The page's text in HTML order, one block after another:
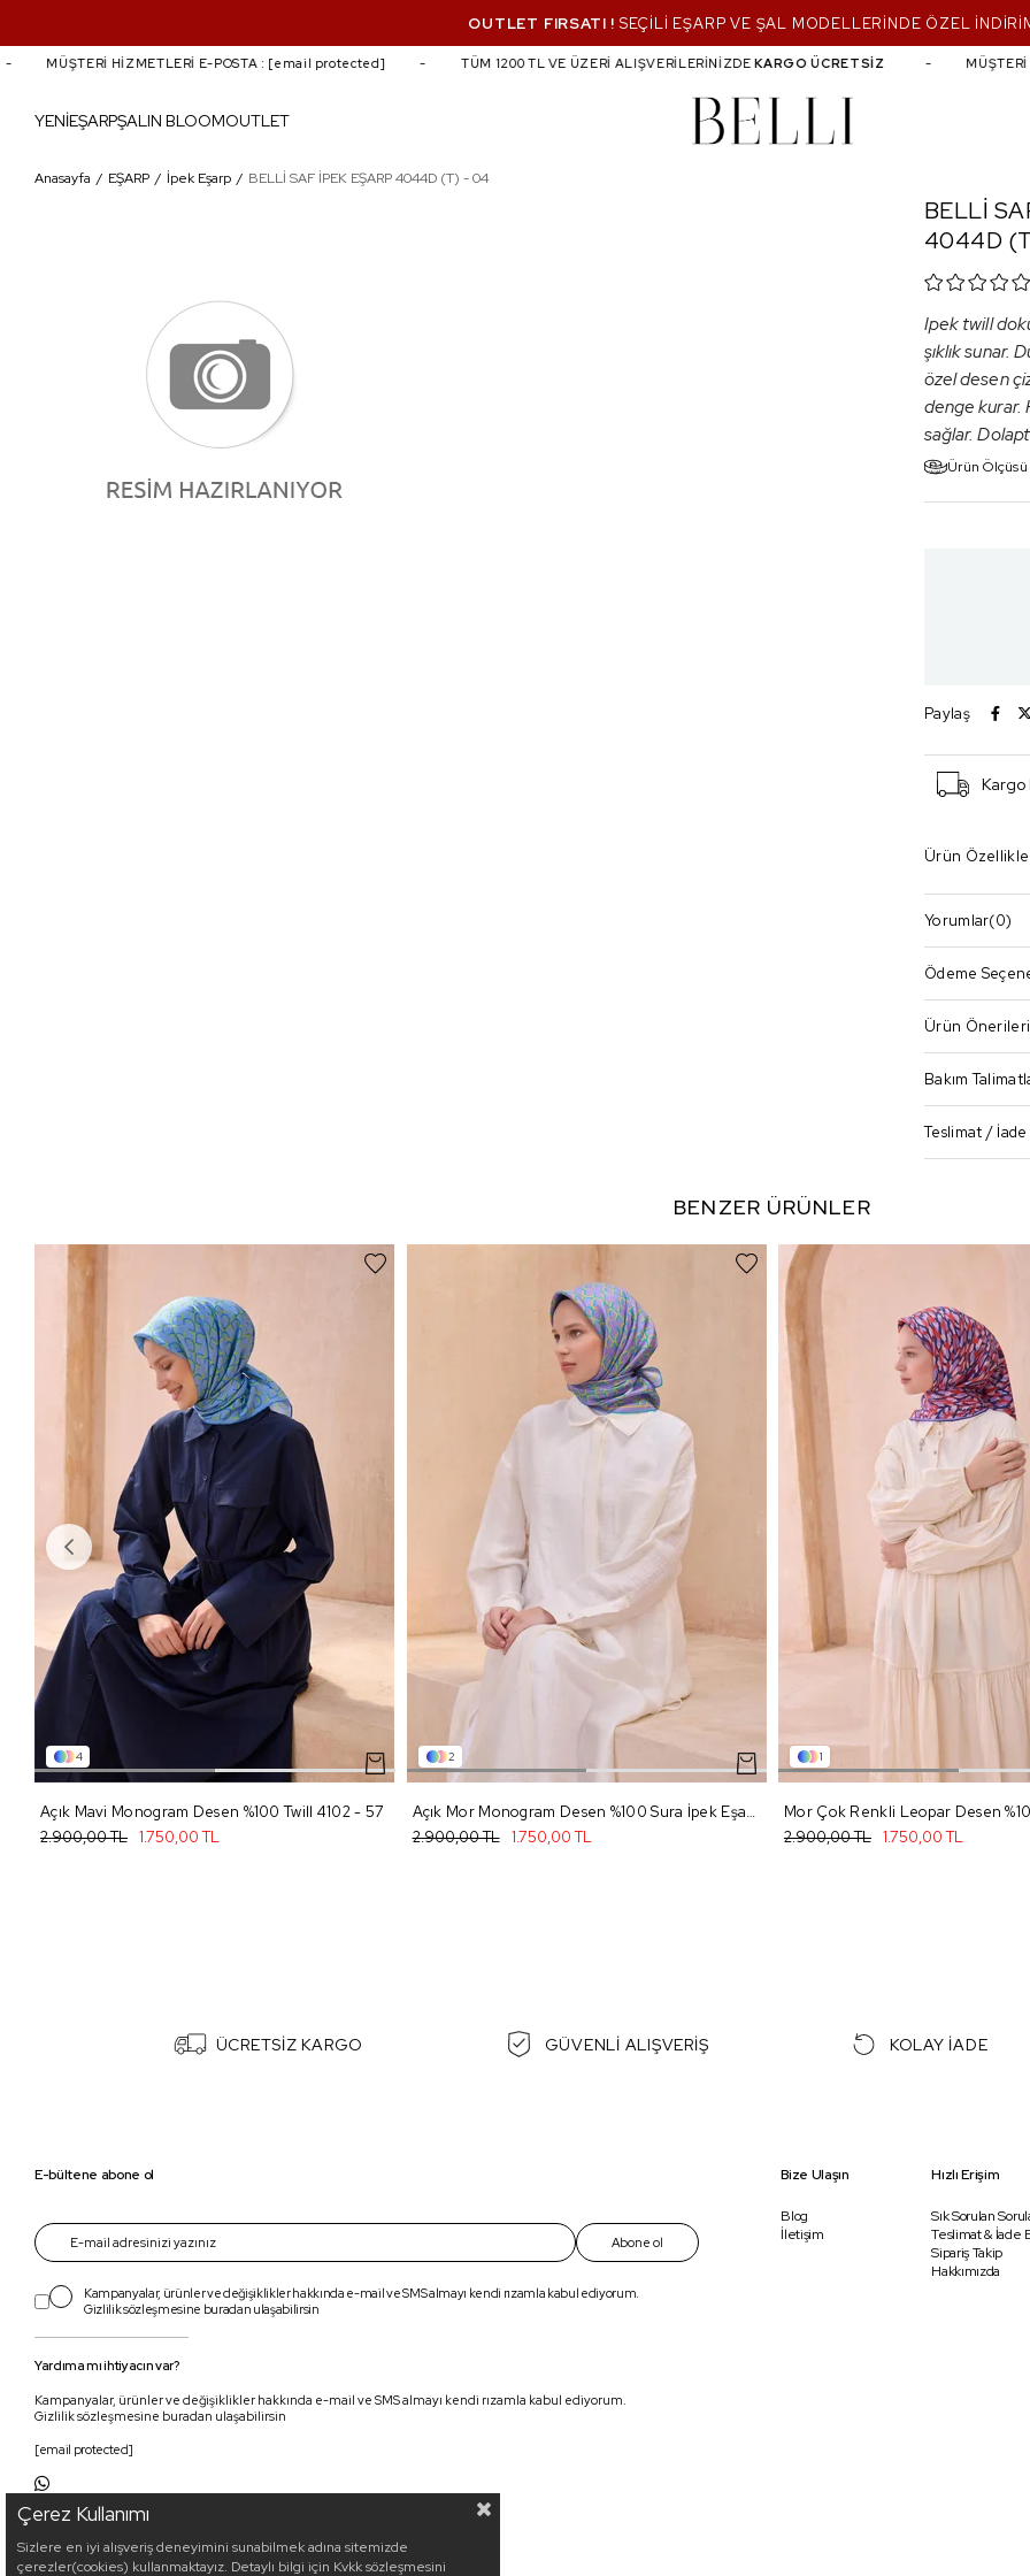
OUTLET FIRSATI ! SEÇİLİ EŞARP VE ŞAL MODELLERİNDE ÖZEL
YENİEŞARPŞALIN BLOOMOUTLET
MÜŞTERİ HİZMETLERİ E-POSTA :[email protected] TÜM 1200 TL VE ÜZERİ ALIŞVERİLERİNİZDEKARGO ÜCRETSİZ MÜŞTERİ
BELLİ SAF İPEK EŞARP 4044D (T) - 04
Anasayfa EŞARP İpek Eşarp BELLİ SAF İPEK EŞARP 4044D (T) - 04
BELLİ
4044D
Ipek twill
şıklık sunar.
özel desen
denge kurar.
sağlar.
Ürün Ölçüsü
Paylaş
Kargo
Ürün
Yorumlar(0)
Ödeme
Ürün Önerileri
Bakım
Teslimat / İade
BENZER ÜRÜNLER
4
Açık Mavi Monogram Desen %100 Twill 4102 - 57
1.750,00 TL
2.900,00 TL
2
Açık Mor Monogram Desen %100 Sura İpek Eşarp 4102 - 80
1.750,00 TL
2.900,00 TL
1
1.750,00 TL
2.900,00 TL
ÜCRETSİZ KARGO GÜVENLİ ALIŞVERİŞ KOLAY İADE
E-bültene abone ol
Abone ol
Kampanyalar, ürünler ve değişiklikler hakkında e-mail ve SMS almayı kendi rızamla kabul ediyorum.
Gizlilik sözleşmesine buradan ulaşabilirsin
Yardıma mı ihtiyacın var?
Kampanyalar, ürünler ve değişiklikler hakkında e-mail ve SMS almayı kendi rızamla kabul ediyorum.
Gizlilik sözleşmesine buradan ulaşabilirsin
[email protected]
Bize Ulaşın
Blog
İletişim
Hızlı Erişim
Sık Sorulan
Teslimat & İade
Sipariş Takip
Hakkımızda
Çerez Kullanımı
Sizlere en iyi alışveriş deneyimini sunabilmek adına sitemizde
çerezler(cookies) kullanmaktayız. Detaylı bilgi için Kvkk sözleşmesini